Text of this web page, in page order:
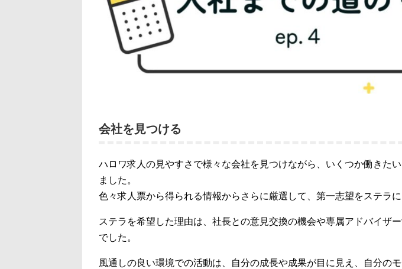
会社を見つける
ハロワ求人の見やすさで様々な会社を見つけながら、いくつか働きた
ました。
色々求人票から得られる情報からさらに厳選して、第一志望をステラに
ステラを希望した理由は、社長との意見交換の機会や専属アドバイザ
でした。
風通しの良い環境での活動は、自分の成長や成果が目に見え、自分の